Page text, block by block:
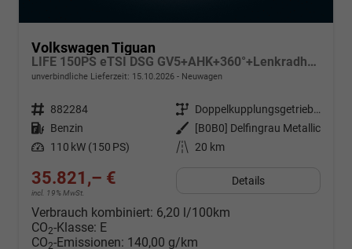
Volkswagen Tiguan
LIFE 150PS eTSI DSG GV5+AHK+360°+Lenkradheiz+IQ.Drive+ACC+App+eHeck+LED
unverbindliche Lieferzeit: 15.10.2026 Neuwagen
Fahrzeugnr. 882284 Getriebe
Doppelkupplungsgetriebe (DSG)
Kraftstoff Benzin Außenfarbe
[B0B0] Delfingrau Metallic
Leistung 110 kW (150 PS) Kilometerstand 20 km
35.821,– €
incl. 19% MwSt.
Details
Verbrauch kombiniert: 6,20 l/100km
CO2-Klasse: E
CO2-Emissionen: 140,00 g/km